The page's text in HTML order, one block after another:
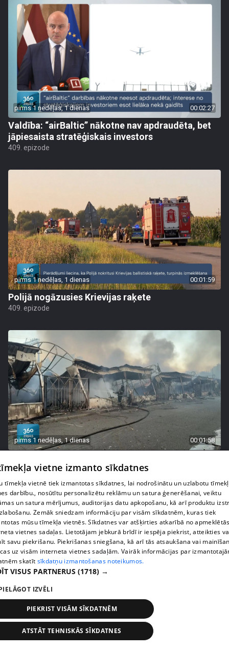
pirms 1 nedēļas, 1 dienas 00:02:27
Valdība: “airBaltic” nākotne nav apdraudēta, bet
jāpiesaista stratēģiskais investors
409. epizode
pirms 1 nedēļas, 1 dienas 00:01:59
Polijā nogāzusies Krievijas raķete
409. epizode
pirms 1 nedēļas, 1 dienas 00:01:58
lielākajiem Krievijas uzbrukumiem
409. epizode
pirms 1 nedēļas, 1 dienas
Melleņu zelta drudzis: kas nosaka iepirkuma
cenu?
vietne izmanto sīkdatnes
tīmekļa vietnē tiek izmantotas sīkdatnes, lai nodrošinātu un uzlabotu
darbību., nosūtītu personalizētu reklāmu un satura ģenerēšanai, veiktu
un satura mērījumus, auditorijas datu apkopošanu, kā arī produktu
Zemāk sniedzam informāciju par visām sīkdatnēm, kuras tiek
mūsu tīmekļa vietnēs. Sīkdatnes var atšķirties atkarībā no
vietnes sadaļas. Lietotājam jebkurā brīdī ir iespēja piekrist, atteikties
savu piekrišanu. Piekrišanas sniegšana, kā arī tās atsaukšana vai
uz visām interneta vietnes sadaļām. Vairāk informācijas par
skatīt sīkdatņu izmantošanas noteikumos.
VISUS PARTNERUS (1718) →
IZVĒLI
PIEKRIST VISĀM SĪKDATNĒM
ATSTĀT TEHNISKĀS SĪKDATNES